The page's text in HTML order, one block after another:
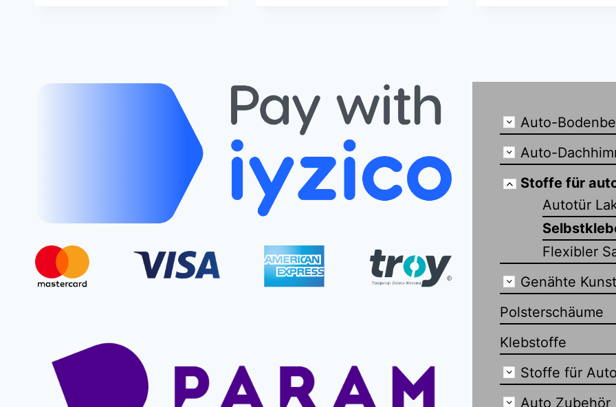
Auto-
Auto-
Stoffe für
Autotür
Flexibler
Genähte
Polsterschäume
Klebstoffe
Stoffe für
Auto Zubehör